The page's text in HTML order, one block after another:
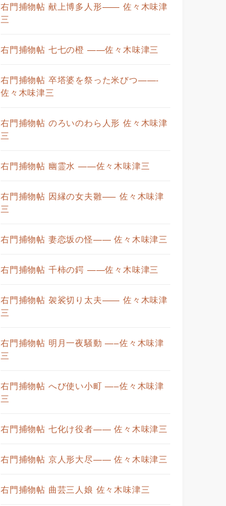
右門捕物帖 献上博多人形—— 佐々木味津
三
右門捕物帖 七七の橙 ——佐々木味津三
右門捕物帖 卒塔婆を祭った米びつ——-
佐々木味津三
右門捕物帖 のろいのわら人形 佐々木味津
三
右門捕物帖 幽霊水 ——佐々木味津三
右門捕物帖 因縁の女夫雛—– 佐々木味津
三
右門捕物帖 妻恋坂の怪—— 佐々木味津三
右門捕物帖 千柿の鍔 ——佐々木味津三
右門捕物帖 袈裟切り太夫—— 佐々木味津
三
右門捕物帖 明月一夜騒動 —–佐々木味津
三
右門捕物帖 へび使い小町 —–佐々木味津
三
右門捕物帖 七化け役者—— 佐々木味津三
右門捕物帖 京人形大尽—— 佐々木味津三
右門捕物帖 曲芸三人娘 佐々木味津三